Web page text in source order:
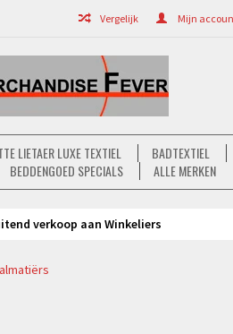
Mijn
Vergelijk
LIETAER LUXE TEXTIEL BADTEXTIEL
BEDDENGOED SPECIALS ALLE MERKEN
verkoop aan Winkeliers